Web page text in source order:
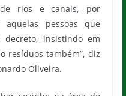
rios e canais, por
pessoas que
insistindo em
resíduos também”, diz
Oliveira.